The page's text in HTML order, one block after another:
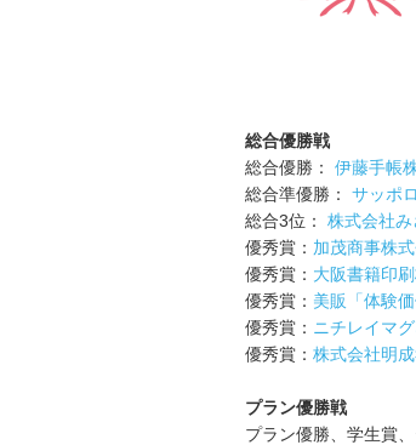
総合優勝戦
総合優勝：
伊藤手帳
総合準優勝：
サッポ
総合3位：
株式会社
優秀賞： 加茂商事株
優秀賞： 大阪書籍印
優秀賞： 美販「体験
優秀賞： ニチレイマ
優秀賞： 株式会社明
プラン優勝戦
プラン優勝、学生賞、